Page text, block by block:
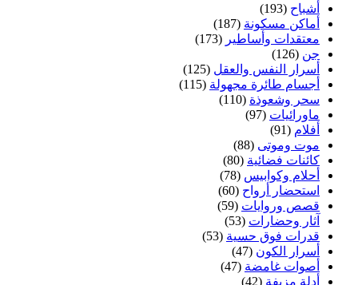
أشباح (193)
أماكن مسكونة (187)
معتقدات وأساطير (173)
جن (126)
أسرار النفس والعقل (125)
أجسام طائرة مجهولة (115)
سحر وشعوذة (110)
ماورائيات (97)
أفلام (91)
موت وموتى (88)
كائنات فضائية (80)
أحلام وكوابيس (78)
استحضار أرواح (60)
قصص وروايات (59)
آثار وحضارات (53)
قدرات فوق حسية (53)
أسرار الكون (47)
أصوات غامضة (47)
أدلة مزيفة (42)